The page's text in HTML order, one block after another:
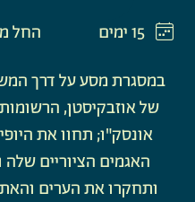
החל מ-
במסגרת מסע על דרך
של אוזבקיסטן,
אונסק"ו; תחוו את
האגמים הציוריים
ותחקרו את הערים